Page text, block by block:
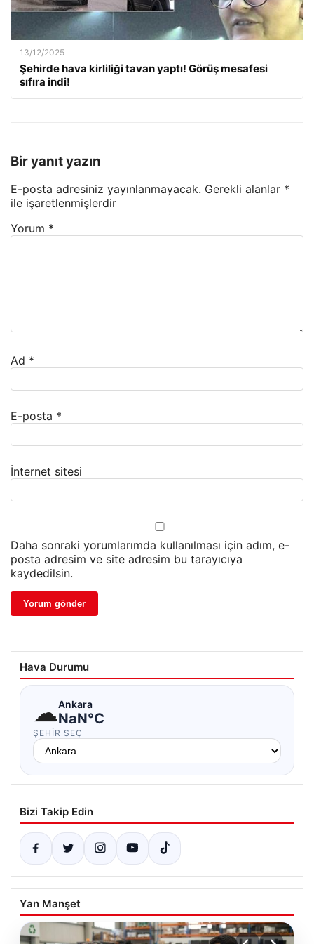
13/12/2025
Şehirde hava kirliliği tavan yaptı! Görüş mesafesi
sıfıra indi!
Bir yanıt yazın
E-posta adresiniz yayınlanmayacak. Gerekli alanlar *
ile işaretlenmişlerdir
Yorum *
Ad *
E-posta *
İnternet sitesi
Daha sonraki yorumlarımda kullanılması için adım, e-
posta adresim ve site adresim bu tarayıcıya
kaydedilsin.
Hava Durumu
☁Ankara
NaN°C
ŞEHIR SEÇ
Bizi Takip Edin
Yan Manşet